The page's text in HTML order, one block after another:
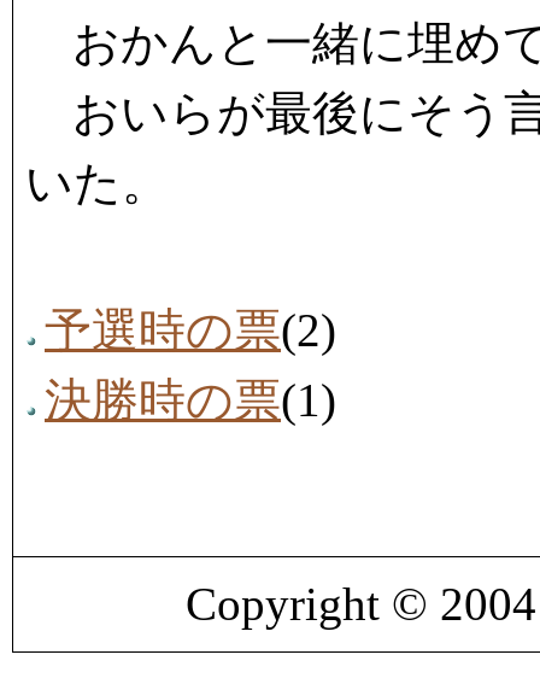
おかんと一緒に埋め
おいらが最後にそう
いた。
予選時の票(2)
決勝時の票(1)
Copyright ©